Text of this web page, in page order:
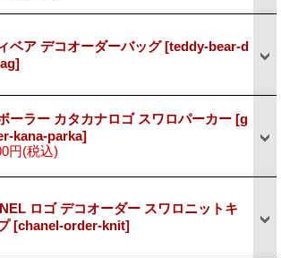
ベア デコオーダーバッグ[teddy-bear-d
ーラー カタカナロゴ スワロパーカー [g
kana-parka]
円(税込)
ロゴ デコオーダー スワロニットキ
[chanel-order-knit]